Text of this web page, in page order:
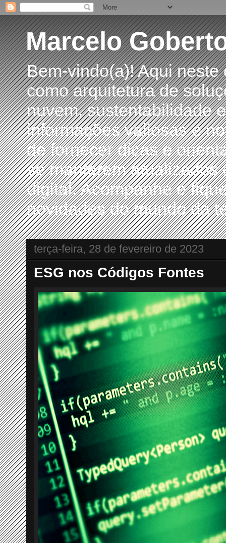
Marcelo
Bem-vindo(a)! Aqui
como arquitetura de
nuvem, sustentabilidade
informações valiosas e
de fornecer dicas e
se manterem atualizados
digital. Acompanhe e
novidades do mundo da
terça-feira, 28 de fevereiro de 2023
ESG nos Códigos Fontes